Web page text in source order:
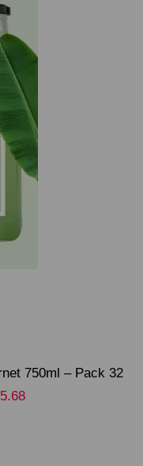
750ml – Pack 32